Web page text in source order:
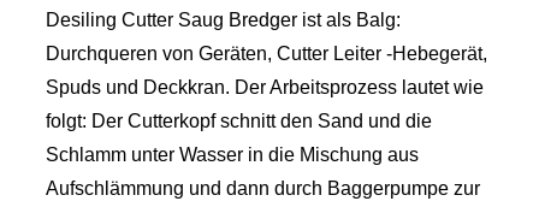
Desiling Cutter Saug Bredger ist als Balg:
Durchqueren von Geräten, Cutter Leiter -Hebegerät,
Spuds und Deckkran. Der Arbeitsprozess lautet wie
folgt: Der Cutterkopf schnitt den Sand und die
Schlamm unter Wasser in die Mischung aus
Aufschlämmung und dann durch Baggerpumpe zur